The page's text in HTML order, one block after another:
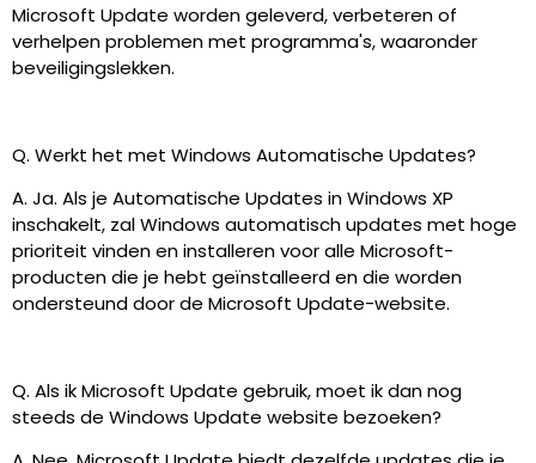
Microsoft Update worden geleverd, verbeteren of
verhelpen problemen met programma's, waaronder
beveiligingslekken.
Q. Werkt het met Windows Automatische Updates?
A. Ja. Als je Automatische Updates in Windows XP
inschakelt, zal Windows automatisch updates met hoge
prioriteit vinden en installeren voor alle Microsoft-
producten die je hebt geïnstalleerd en die worden
ondersteund door de Microsoft Update-website.
Q. Als ik Microsoft Update gebruik, moet ik dan nog
steeds de Windows Update website bezoeken?